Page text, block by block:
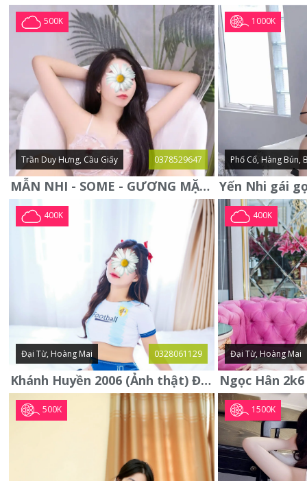
500K
Trần Duy Hưng, Cầu Giấy 0378529647
MẪN NHI - SOME - GƯƠNG MẶT XINH XẮN -CỰC CHIỀU KHÁCH
1000K
Phố Cổ, Hàng Bún,
400K
Đại Từ, Hoàng Mai 0328061129
Khánh Huyền 2006 (Ảnh thật) Đại từ - Hoàng Mai
400K
Đại Từ, Hoàng Mai
500K 1500K